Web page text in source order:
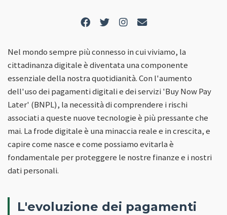
Nel mondo sempre più connesso in cui viviamo, la
cittadinanza digitale è diventata una componente
essenziale della nostra quotidianità. Con l'aumento
dell'uso dei pagamenti digitali e dei servizi 'Buy Now Pay
Later' (BNPL), la necessità di comprendere i rischi
associati a queste nuove tecnologie è più pressante che
mai. La frode digitale è una minaccia reale e in crescita, e
capire come nasce e come possiamo evitarla è
fondamentale per proteggere le nostre finanze e i nostri
dati personali.
L'evoluzione dei pagamenti